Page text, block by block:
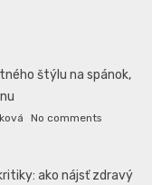
štýlu na spánok,
No comments
ako nájsť zdravý